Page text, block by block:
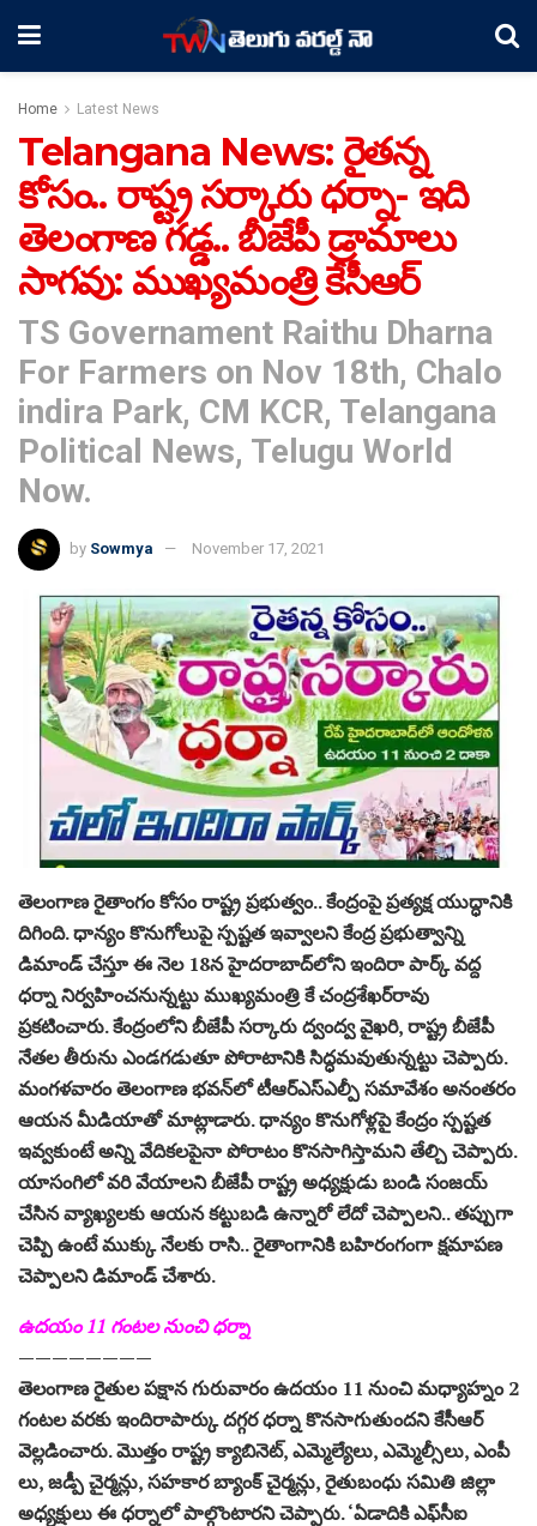
Home Latest News
Telangana News: రైతన్న
కోసం.. రాష్ట్ర సర్కారు ధర్నా- ఇది
తెలంగాణ గడ్డ.. బీజేపీ డ్రామాలు
సాగవు: ముఖ్యమంత్రి కేసీఆర్‌
TS Governament Raithu Dharna
For Farmers on Nov 18th, Chalo
indira Park, CM KCR, Telangana
Political News, Telugu World
Now.
by Sowmya November 17, 2021
తెలంగాణ రైతాంగం కోసం రాష్ట్ర ప్రభుత్వం.. కేంద్రంపై ప్రత్యక్ష యుద్ధానికి
దిగింది. ధాన్యం కొనుగోలుపై స్పష్టత ఇవ్వాలని కేంద్ర ప్రభుత్వాన్ని
డిమాండ్‌ చేస్తూ ఈ నెల 18న హైదరాబాద్‌లోని ఇందిరా పార్క్‌ వద్ద
ధర్నా నిర్వహించనున్నట్టు ముఖ్యమంత్రి కే చంద్రశేఖర్‌రావు
ప్రకటించారు. కేంద్రంలోని బీజేపీ సర్కారు ద్వంద్వ వైఖరి, రాష్ట్ర బీజేపీ
నేతల తీరును ఎండగడుతూ పోరాటానికి సిద్ధమవుతున్నట్టు చెప్పారు.
మంగళవారం తెలంగాణ భవన్‌లో టీఆర్‌ఎస్‌ఎల్పీ సమావేశం అనంతరం
ఆయన మీడియాతో మాట్లాడారు. ధాన్యం కొనుగోళ్లపై కేంద్రం స్పష్టత
ఇవ్వకుంటే అన్ని వేదికలపైనా పోరాటం కొనసాగిస్తామని తేల్చి చెప్పారు.
యాసంగిలో వరి వేయాలని బీజేపీ రాష్ట్ర అధ్యక్షుడు బండి సంజయ్‌
చేసిన వ్యాఖ్యలకు ఆయన కట్టుబడి ఉన్నారో లేదో చెప్పాలని.. తప్పుగా
చెప్పి ఉంటే ముక్కు నేలకు రాసి.. రైతాంగానికి బహిరంగంగా క్షమాపణ
చెప్పాలని డిమాండ్‌ చేశారు.
ఉదయం 11 గంటల నుంచి ధర్నా
————————
తెలంగాణ రైతుల పక్షాన గురువారం ఉదయం 11 నుంచి మధ్యాహ్నం 2
గంటల వరకు ఇందిరాపార్కు దగ్గర ధర్నా కొనసాగుతుందని కేసీఆర్‌
వెల్లడించారు. మొత్తం రాష్ట్ర క్యాబినెట్‌, ఎమ్మెల్యేలు, ఎమ్మెల్సీలు, ఎంపీ
లు, జడ్పీ చైర్మన్లు, సహకార బ్యాంక్‌ చైర్మన్లు, రైతుబంధు సమితి జిల్లా
అధ్యక్షులు ఈ ధర్నాలో పాల్గొంటారని చెప్పారు. ‘ఏడాదికి ఎఫ్‌సీఐ